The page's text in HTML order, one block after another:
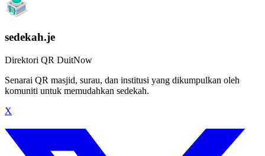
sedekah.je
Direktori QR DuitNow
Senarai QR masjid, surau, dan institusi yang dikumpulkan oleh
komuniti untuk memudahkan sedekah.
X